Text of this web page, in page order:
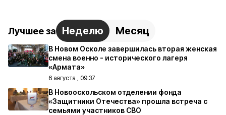
Лучшее за Неделю Месяц
В Новом Осколе завершилась вторая женская
смена военно - исторического лагеря
«Армата»
6 августа , 09:37
В Новооскольском отделении фонда
«Защитники Отечества» прошла встреча с
семьями участников СВО